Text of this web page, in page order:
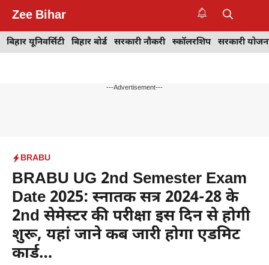
content
Zee Bihar
बिहार यूनिवर्सिटी बिहार बोर्ड सरकारी नौकरी स्कॉलरशिप सरकारी
---Advertisement---
BRABU
BRABU UG 2nd Semester Exam
Date 2025: स्नातक सत्र 2024-28 के
2nd सेमेस्टर की परीक्षा इस दिन से होगी
शुरू, यहां जाने कब जारी होगा एडमिट
कार्ड…